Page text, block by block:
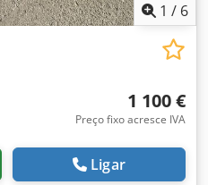
1 / 6
1 100 €
Preço fixo acresce IVA
Ligar